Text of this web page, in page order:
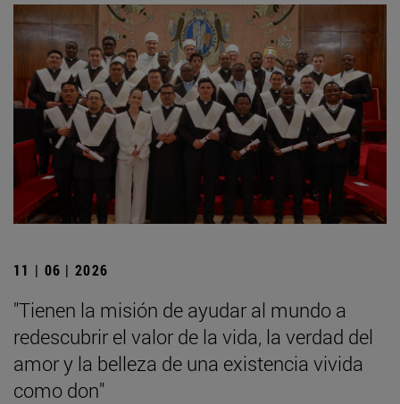
11 | 06 | 2026
"Tienen la misión de ayudar al mundo a
redescubrir el valor de la vida, la verdad del
amor y la belleza de una existencia vivida
como don"